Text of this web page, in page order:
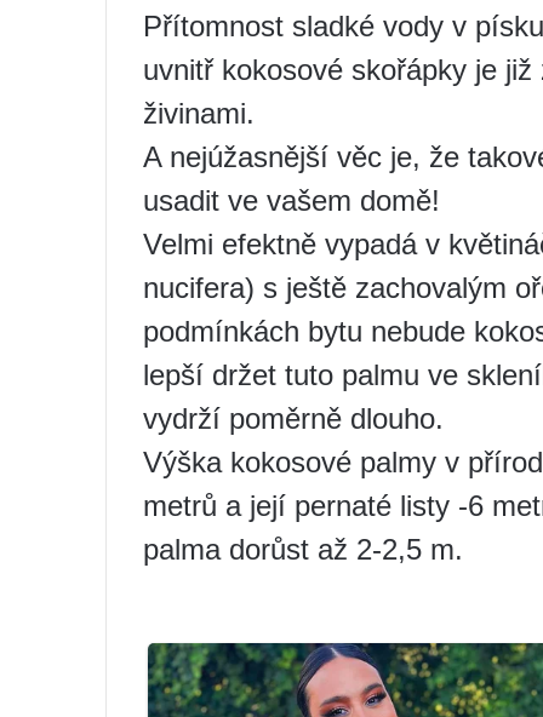
Přítomnost sladké vody v
uvnitř kokosové skořápky je
živinami.
A nejúžasnější věc je, že
usadit ve vašem domě!
Velmi efektně vypadá v
nucifera) s ještě zachovalým
podmínkách bytu nebude
lepší držet tuto palmu ve
vydrží poměrně dlouho.
Výška kokosové palmy v
metrů a její pernaté listy -6
palma dorůst až 2-2,5 m.